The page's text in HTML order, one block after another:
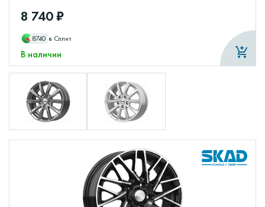
8 740 ₽
8740 в Сплит
В наличии